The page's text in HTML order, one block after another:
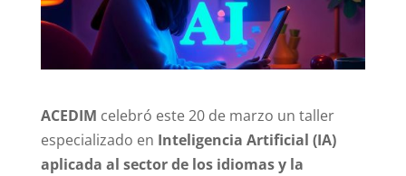
ACEDIM celebró este 20 de marzo un taller
especializado en Inteligencia Artificial (IA)
aplicada al sector de los idiomas y la